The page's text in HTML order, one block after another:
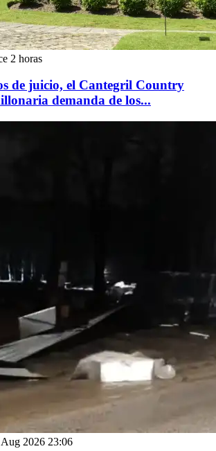
2 horas
de juicio, el Cantegril Country
demanda de los...
2026 23:06